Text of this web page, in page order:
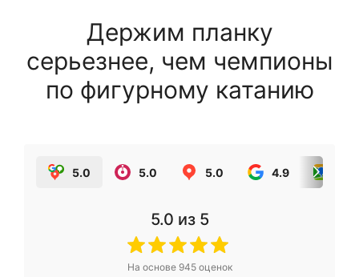
Держим планку
серьезнее, чем чемпионы
по фигурному катанию
5.0 5.0 5.0 4.9
5.0 из 5
На основе 945оценок